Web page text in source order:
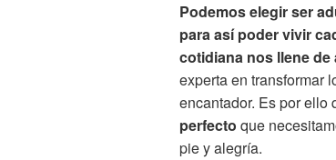
Podemos elegir ser
para así poder vivir
cotidiana nos llene de
experta en transformar
encantador. Es por ello
perfecto que
pie y alegría.